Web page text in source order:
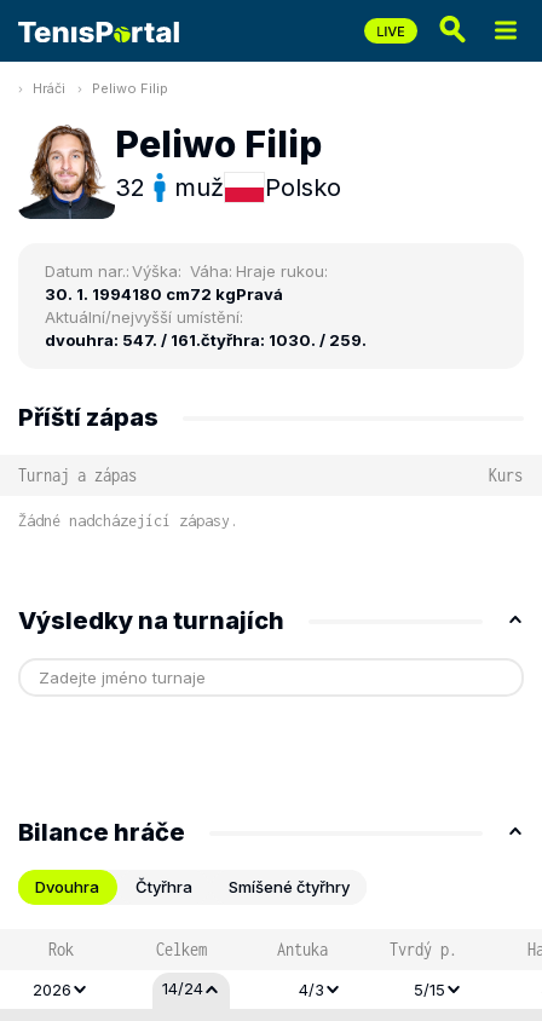
Hráči Peliwo Filip
Peliwo Filip
32 muž Polsko
Datum nar.:
30. 1. 1994
Výška:
180 cm
Váha:
72 kg
Hraje rukou:
Pravá
Aktuální/nejvyšší umístění:
dvouhra: 547. / 161.čtyřhra: 1030. / 259.
Příští zápas
Turnaj a zápas Kurs
Žádné nadcházející zápasy.
Výsledky na turnajích
Bilance hráče
Dvouhra Čtyřhra Smíšené čtyřhry
Rok Celkem Antuka Tvrdý p.
2026 14/24 4/3 5/15